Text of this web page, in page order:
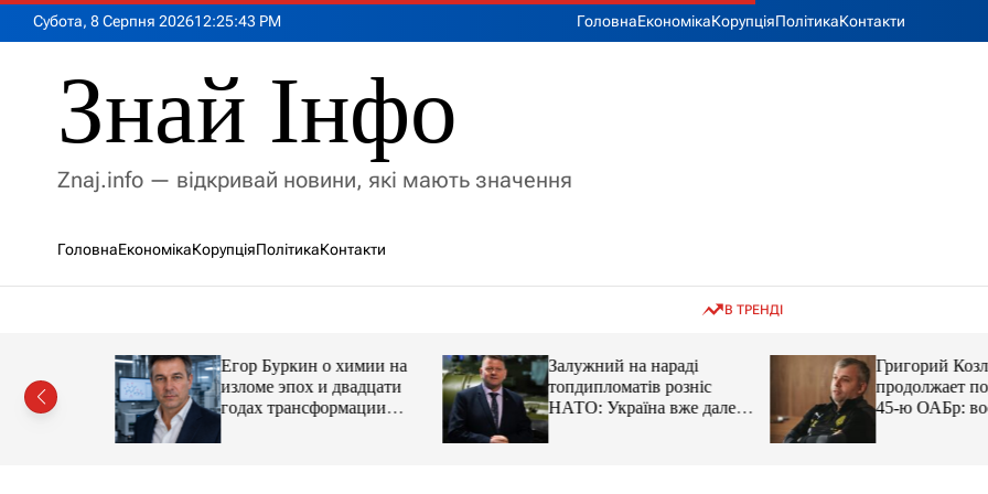
Субота, 8 Серпня 202612:25:45 PM ГоловнаЕкономікаКорупціяПолітикаКонтакти
Знай Інфо
Znaj.info — відкривай новини, які мають значення
ГоловнаЕкономікаКорупціяПолітикаКонтакти
В ТРЕНДІ
із
Егор Буркин о химии на
изломе эпох и двадцати
годах трансформации
Залужний на нараді
топдипломатів розніс
НАТО: Україна вже далеко
попереду
Григорий
продолжает
45-ю ОАБр: